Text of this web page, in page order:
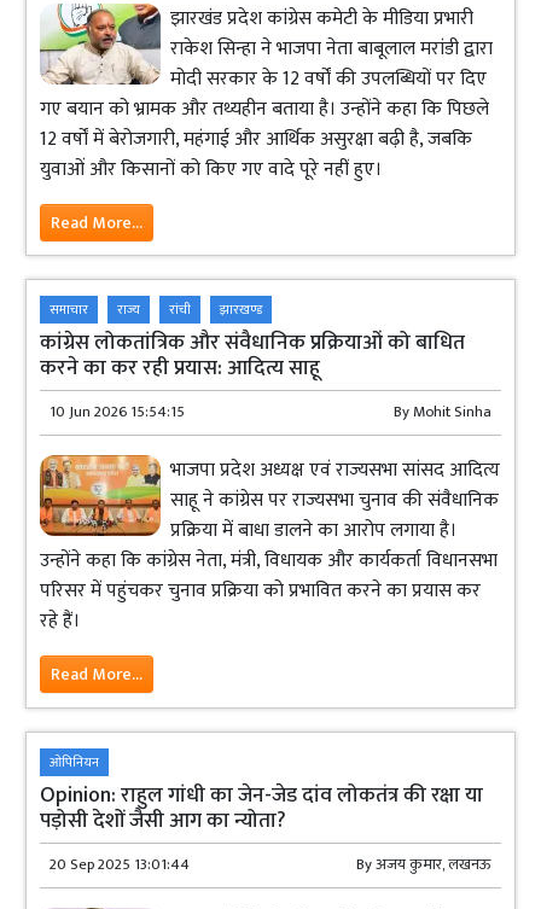
झारखंड प्रदेश कांग्रेस कमेटी के मीडिया प्रभारी
राकेश सिन्हा ने भाजपा नेता बाबूलाल मरांडी द्वारा
मोदी सरकार के 12 वर्षों की उपलब्धियों पर दिए
गए बयान को भ्रामक और तथ्यहीन बताया है। उन्होंने कहा कि पिछले
12 वर्षों में बेरोजगारी, महंगाई और आर्थिक असुरक्षा बढ़ी है, जबकि
युवाओं और किसानों को किए गए वादे पूरे नहीं हुए।
Read More...
समाचार राज्य रांची झारखण्ड
कांग्रेस लोकतांत्रिक और संवैधानिक प्रक्रियाओं को बाधित
करने का कर रही प्रयास: आदित्य साहू
10 Jun 2026 15:54:15 ByMohit Sinha
भाजपा प्रदेश अध्यक्ष एवं राज्यसभा सांसद आदित्य
साहू ने कांग्रेस पर राज्यसभा चुनाव की संवैधानिक
प्रक्रिया में बाधा डालने का आरोप लगाया है।
उन्होंने कहा कि कांग्रेस नेता, मंत्री, विधायक और कार्यकर्ता विधानसभा
परिसर में पहुंचकर चुनाव प्रक्रिया को प्रभावित करने का प्रयास कर
रहे हैं।
Read More...
ओपिनियन
Opinion: राहुल गांधी का जेन-जेड दांव लोकतंत्र की रक्षा या
पड़ोसी देशों जैसी आग का न्योता?
20 Sep 2025 13:01:44 Byअजय कुमार, लखनऊ